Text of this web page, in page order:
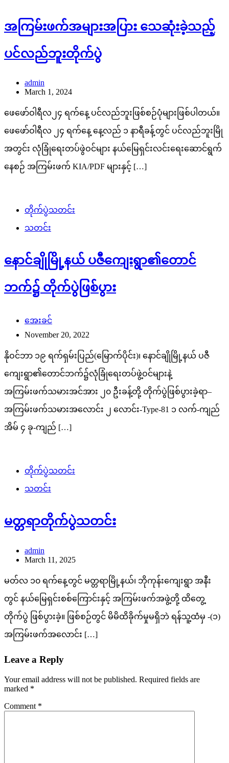
အကြမ်းဖက်အများအပြား သေဆုံးခဲ့သည့်
ပင်လည်ဘူးတိုက်ပွဲ
admin
March 1, 2024
ဖေဖော်ဝါရီလ၂၄ ရက်နေ့ ပင်လည်ဘူးဖြစ်စဉ်ပုံများဖြစ်ပါတယ်။
ဖေဖော်ဝါရီလ ၂၄ ရက်နေ့ နေ့လည် ၁ နာရီခန့်တွင် ပင်လည်ဘူးမြို
အတွင်း လုံခြုံရေးတပ်ဖွဲဝင်များ နယ်မြေရှင်းလင်းရေးဆောင်ရွက်
နေစဉ် အကြမ်းဖက် KIA/PDF များနှင့် […]
တိုက်ပွဲသတင်း
သတင်း
နောင်ချိုမြို့နယ် ပဇီကျေးရွာ၏တောင်
ဘက်၌ တိုက်ပွဲဖြစ်ပွား
အေးခင်
November 20, 2022
နိုဝင်ဘာ ၁၉ ရက်ရှမ်းပြည်(မြောက်ပိုင်း)၊ နောင်ချိုမြို့နယ် ပဇီ
ကျေးရွာ၏တောင်ဘက်၌လုံခြုံရေးတပ်ဖွဲ့ဝင်များနဲ့
အကြမ်းဖက်သမားအင်အား ၂၀ ဦးခန့်တို့ တိုက်ပွဲဖြစ်ပွားခဲ့ရာ–
အကြမ်းဖက်သမားအလောင်း ၂ လောင်း-Type-81 ၁ လက်-ကျည်
အိမ် ၄ ခု-ကျည် […]
တိုက်ပွဲသတင်း
သတင်း
မတ္တရာတိုက်ပွဲသတင်း
admin
March 11, 2025
မတ်လ ၁၀ ရက်နေ့တွင် မတ္တရာမြို့နယ်၊ ဘိုကုန်းကျေးရွာ အနီး
တွင် နယ်မြေရှင်းစစ်ကြောင်းနှင့် အကြမ်းဖက်အဖွဲ့တို့ ထိတွေ့
တိုက်ပွဲ ဖြစ်ပွားခဲ့။ ဖြစ်စဉ်တွင် မိမိထိခိုက်မှုမရှိဘဲ ရန်သူ့ထံမှ -(၁)
အကြမ်းဖက်အလောင်း […]
Leave a Reply
Your email address will not be published. Required fields are
marked *
Comment *